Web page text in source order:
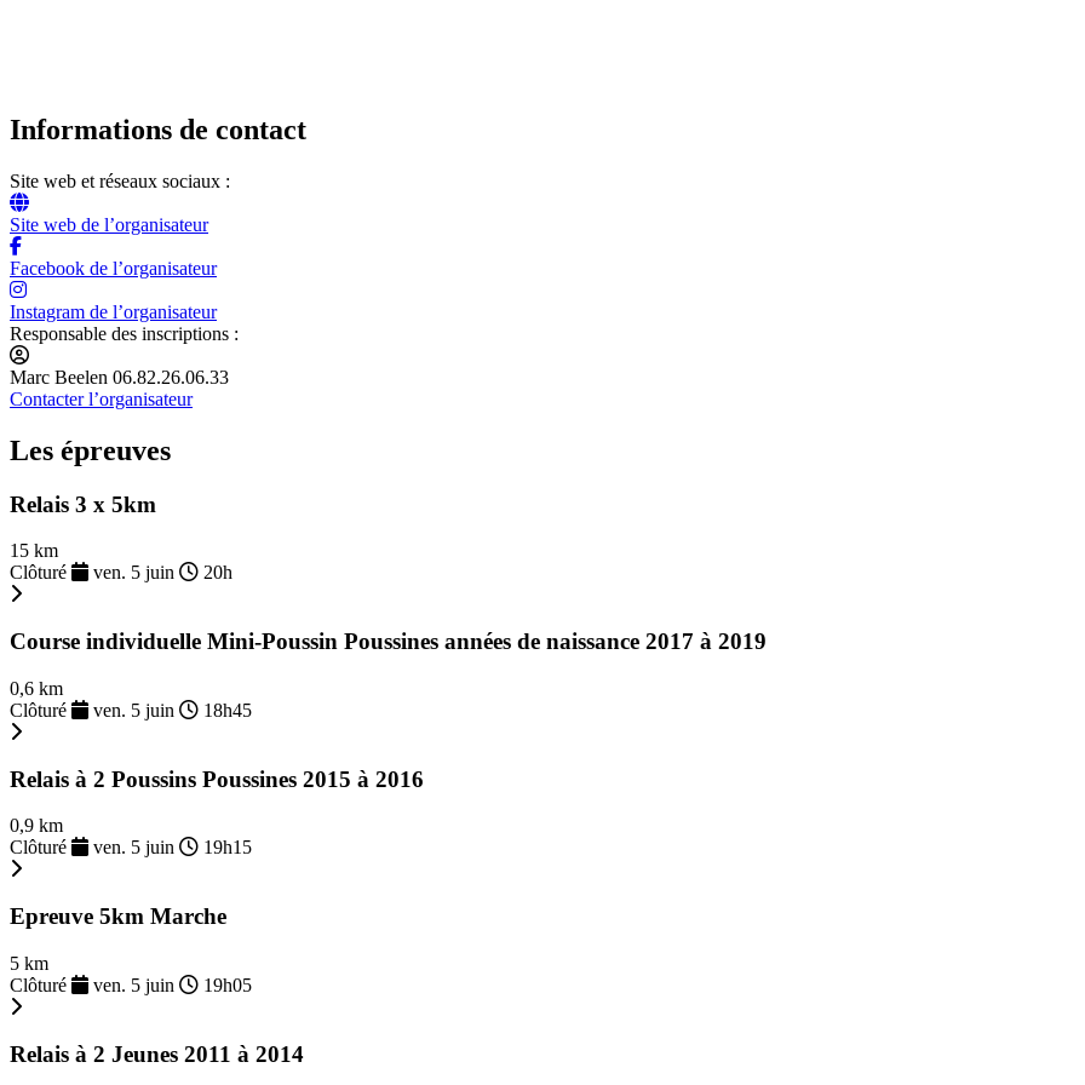
Informations de contact
Site web et réseaux sociaux :
Site web de l’organisateur
Facebook de l’organisateur
Instagram de l’organisateur
Responsable des inscriptions :
Marc Beelen 06.82.26.06.33
Contacter l’organisateur
Les épreuves
Relais 3 x 5km
15 km
Clôturé
ven. 5 juin 20h
Course individuelle Mini-Poussin Poussines années de naissance 2017 à 2019
0,6 km
Clôturé
ven. 5 juin 18h45
Relais à 2 Poussins Poussines 2015 à 2016
0,9 km
Clôturé
ven. 5 juin 19h15
Epreuve 5km Marche
5 km
Clôturé
ven. 5 juin 19h05
Relais à 2 Jeunes 2011 à 2014